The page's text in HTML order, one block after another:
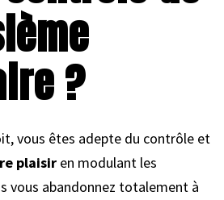
?
vous êtes adepte du contrôle et
plaisir en modulant les
vous abandonnez totalement à